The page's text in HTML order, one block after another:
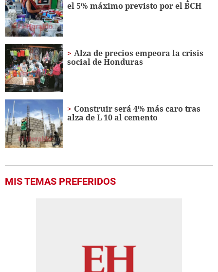
el 5% máximo previsto por el BCH
Alza de precios empeora la crisis
social de Honduras
Construir será 4% más caro tras
alza de L 10 al cemento
MIS TEMAS PREFERIDOS